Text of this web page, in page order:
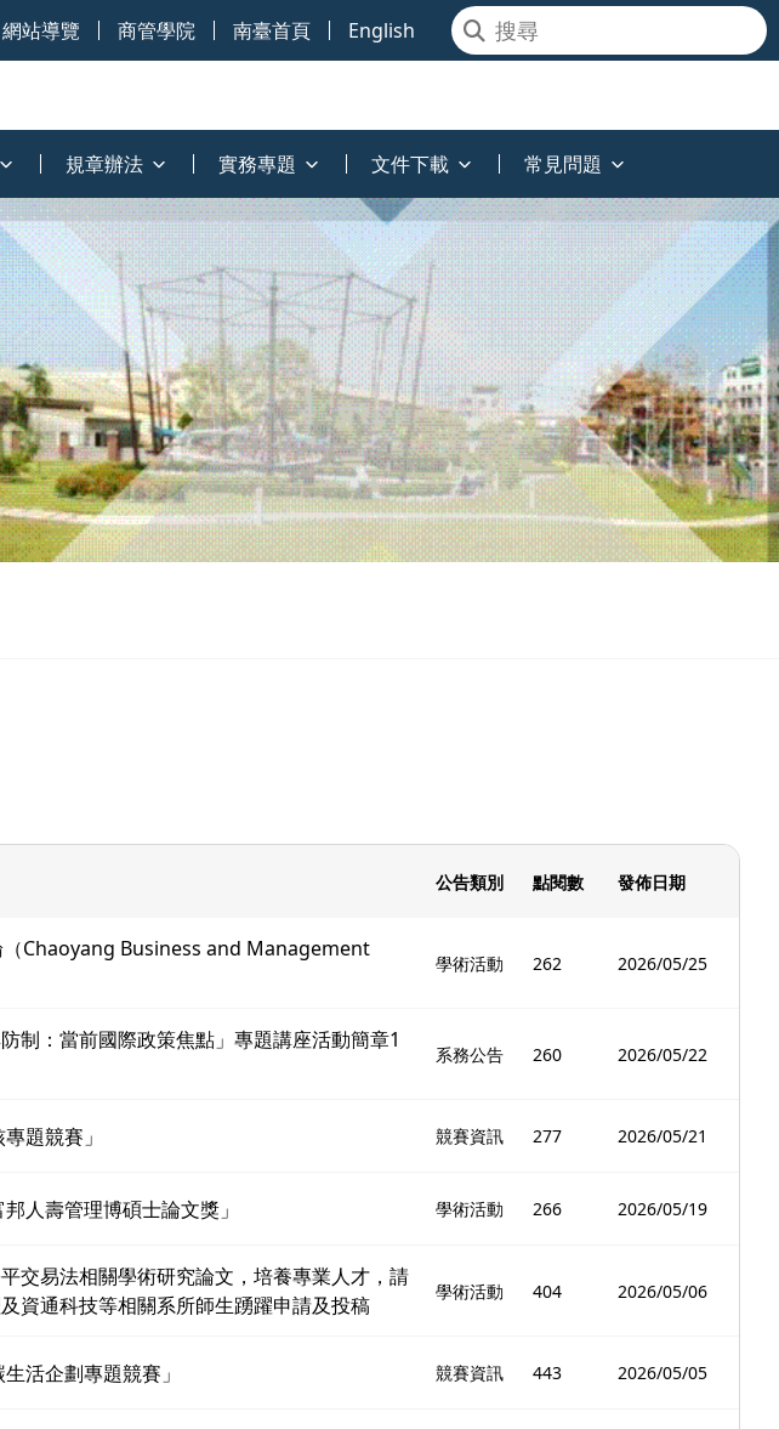
網站導覽 商管學院 南臺首頁 English
規章辦法 實務專題 文件下載 常見問題
公告類別 點閱數 發佈日期
Chaoyang Business and Management
學術活動 262 2026/05/25
制：當前國際政策焦點」專題講座活動簡章1
系務公告 260 2026/05/22
題競賽」 競賽資訊 277 2026/05/21
人壽管理博碩士論文獎」 學術活動 266 2026/05/19
交易法相關學術研究論文，培養專業人才，請
資通科技等相關系所師生踴躍申請及投稿
學術活動 404 2026/05/06
活企劃專題競賽」 競賽資訊 443 2026/05/05